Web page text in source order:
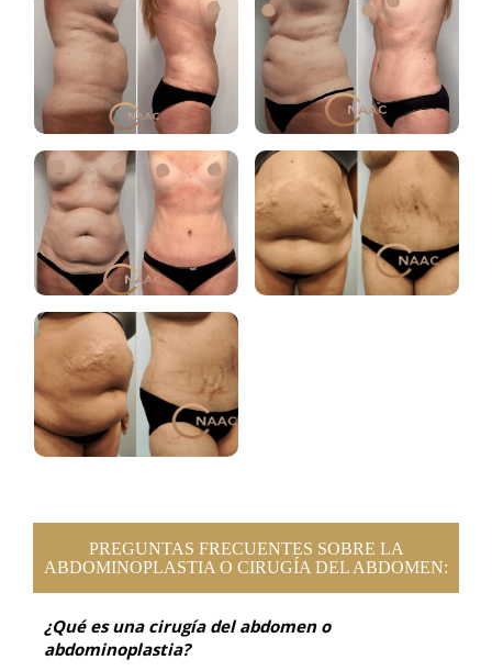
PREGUNTAS FRECUENTES SOBRE LA
ABDOMINOPLASTIA O CIRUGÍA DEL ABDOMEN:
¿Qué es una cirugía del abdomen o
abdominoplastia?